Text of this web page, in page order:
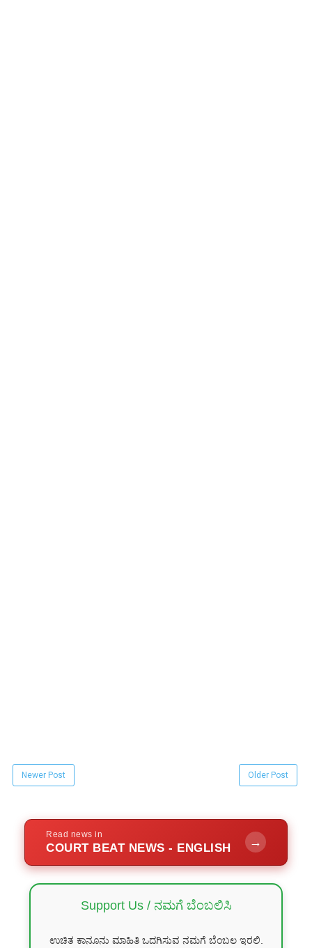
Newer Post Older Post
Read news in
COURT BEAT NEWS - ENGLISH →
Support Us / ನಮಗೆ ಬೆಂಬಲಿಸಿ
ಉಚಿತ ಕಾನೂನು ಮಾಹಿತಿ ಒದಗಿಸುವ ನಮಗೆ ಬೆಂಬಲ ಇರಲಿ.